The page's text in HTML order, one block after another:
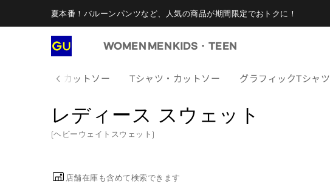
夏本番！バルーンパンツなど、人気の商品が期間限定でおトクに！
WOMEN MENKIDS・TEEN
のTシャツ・カットソー Tシャツ・カットソー グラフィックTシャツ
レディース スウェット
(ヘビーウェイトスウェット)
店舗在庫も含めて検索できます